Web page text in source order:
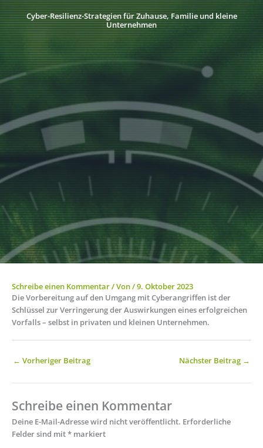
Cyber-Resilienz-Strategien für Zuhause, Familie und kleine
Unternehmen
Schreibe einen Kommentar/ Von/9. Oktober 2023
Die Vorbereitung auf den Umgang mit Cyberangriffen ist der
Schlüssel zur Verringerung der Auswirkungen eines erfolgreichen
Vorfalls – selbst in privaten und kleinen Unternehmen.
← Vorheriger Beitrag Nächster Beitrag →
Schreibe einen Kommentar
Deine E-Mail-Adresse wird nicht veröffentlicht. Erforderliche
Felder sind mit* markiert